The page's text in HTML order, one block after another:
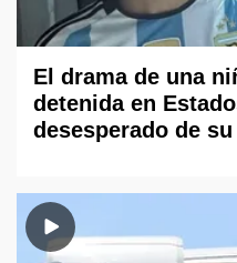
El drama de una
detenida en
desesperado de